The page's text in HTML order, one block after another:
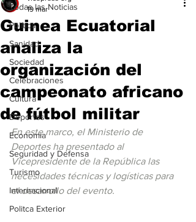
Todas las Noticias
Política
Sanidad
Sociedad
Celebraciones
Cultura
Deportes
Economia
Seguridad y Defensa
Turismo
Internacional
Politca Exterior
Guinea Ecuatorial
analiza la
organización del
campeonato africano
de fútbol militar
19 mar
En este marco, el Ministerio de
Deportes ha presentado al
Vicepresidente de la República las
necesidades técnicas y logísticas para
el desarrollo del evento.